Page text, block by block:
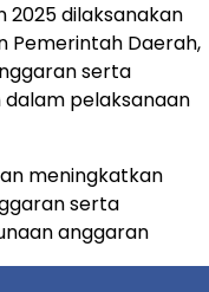
2025 dilaksanakan
Pemerintah Daerah,
serta
pelaksanaan
meningkatkan
serta
anggaran